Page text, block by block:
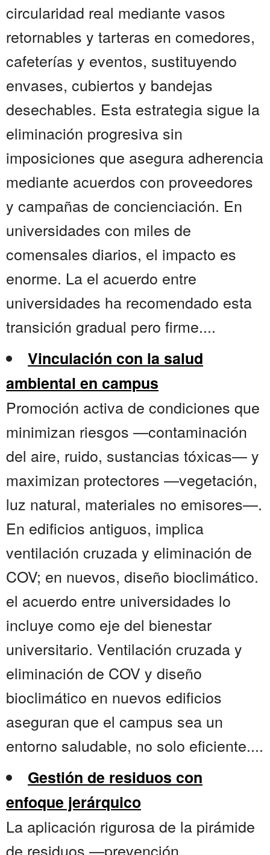
circularidad real mediante vasos
retornables y tarteras en comedores,
cafeterías y eventos, sustituyendo
envases, cubiertos y bandejas
desechables. Esta estrategia sigue la
eliminación progresiva sin
imposiciones que asegura adherencia
mediante acuerdos con proveedores
y campañas de concienciación. En
universidades con miles de
comensales diarios, el impacto es
enorme. La el acuerdo entre
universidades ha recomendado esta
transición gradual pero firme....
Vinculación con la salud
ambiental en campus
Promoción activa de condiciones que
minimizan riesgos —contaminación
del aire, ruido, sustancias tóxicas— y
maximizan protectores —vegetación,
luz natural, materiales no emisores—.
En edificios antiguos, implica
ventilación cruzada y eliminación de
COV; en nuevos, diseño bioclimático.
el acuerdo entre universidades lo
incluye como eje del bienestar
universitario. Ventilación cruzada y
eliminación de COV y diseño
bioclimático en nuevos edificios
aseguran que el campus sea un
entorno saludable, no solo eficiente....
Gestión de residuos con
enfoque jerárquico
La aplicación rigurosa de la pirámide
de residuos —prevención,